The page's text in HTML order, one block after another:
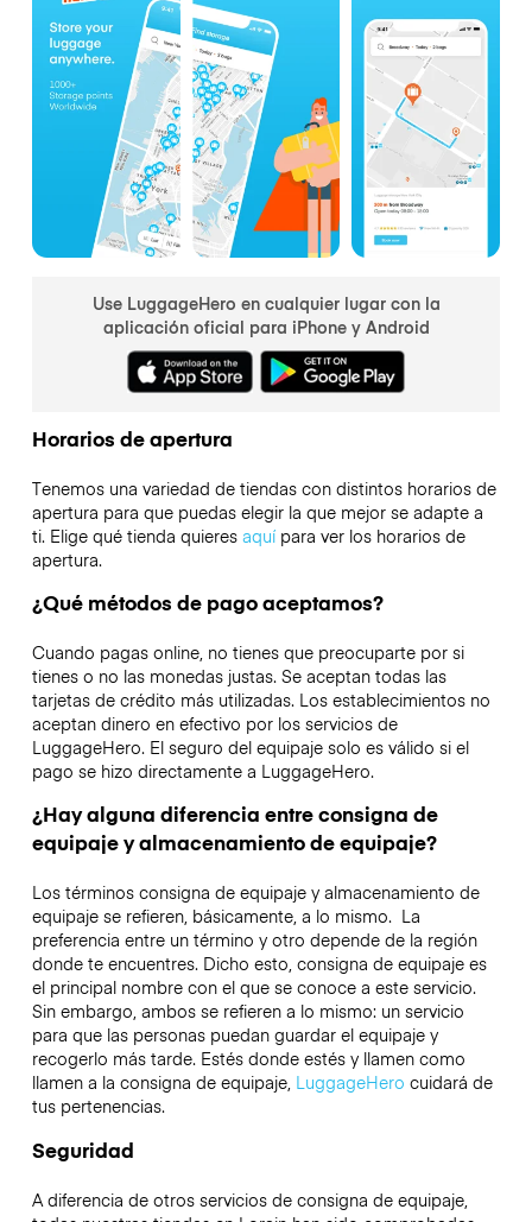
Use LuggageHero en cualquier lugar con la
aplicación oficial para iPhone y Android
Horarios de apertura
Tenemos una variedad de tiendas con distintos horarios de
apertura para que puedas elegir la que mejor se adapte a
ti. Elige qué tienda quieres aquípara ver los horarios de
apertura.
¿Qué métodos de pago aceptamos?
Cuando pagas online, no tienes que preocuparte por si
tienes o no las monedas justas. Se aceptan todas las
tarjetas de crédito más utilizadas. Los establecimientos no
aceptan dinero en efectivo por los servicios de
LuggageHero. El seguro del equipaje solo es válido si el
pago se hizo directamente a LuggageHero.
¿Hay alguna diferencia entre consigna de
equipaje y almacenamiento de equipaje?
Los términos consigna de equipaje y almacenamiento de
equipaje se refieren, básicamente, a lo mismo. La
preferencia entre un término y otro depende de la región
donde te encuentres. Dicho esto, consigna de equipaje es
el principal nombre con el que se conoce a este servicio.
Sin embargo, ambos se refieren a lo mismo: un servicio
para que las personas puedan guardar el equipaje y
recogerlo más tarde. Estés donde estés y llamen como
llamen a la consigna de equipaje,LuggageHero cuidará de
tus pertenencias.
Seguridad
A diferencia de otros servicios de consigna de equipaje,